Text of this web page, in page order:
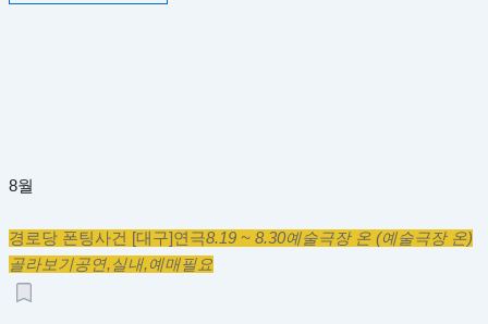
8월
경로당 폰팅사건 [대구]연극8.19 ~ 8.30예술극장 온 (예술극장 온)
골라보기공연,실내,예매필요